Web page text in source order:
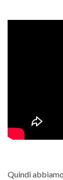
Quindi